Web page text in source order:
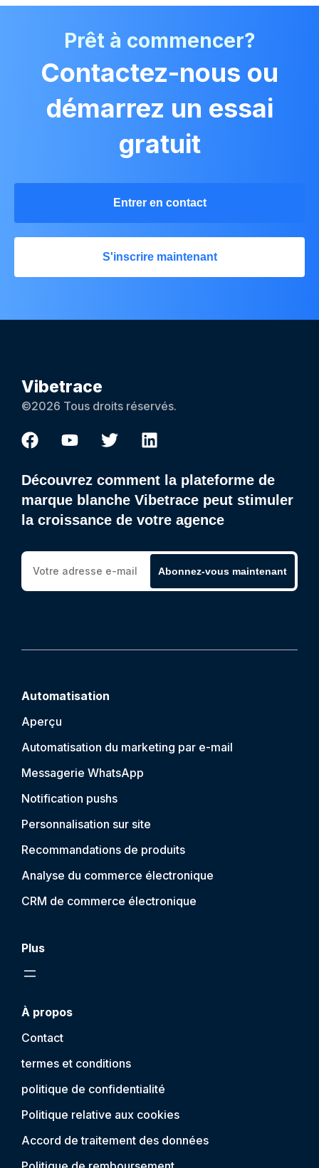
Prêt à commencer?
Contactez-nous ou
démarrez un essai
gratuit
Entrer en contact
S'inscrire maintenant
Vibetrace
©2026 Tous droits réservés.
Découvrez comment la plateforme de
marque blanche Vibetrace peut stimuler
la croissance de votre agence
Abonnez-vous maintenant
Automatisation
Aperçu
Automatisation du marketing par e-mail
Messagerie WhatsApp
Notification pushs
Personnalisation sur site
Recommandations de produits
Analyse du commerce électronique
CRM de commerce électronique
Plus
À propos
Contact
termes et conditions
politique de confidentialité
Politique relative aux cookies
Accord de traitement des données